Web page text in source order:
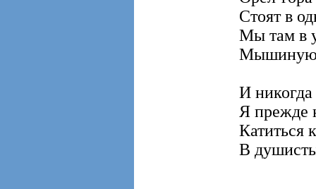
Стоят в
Мы там в
Мышиную
И
Я прежде
Катиться
В